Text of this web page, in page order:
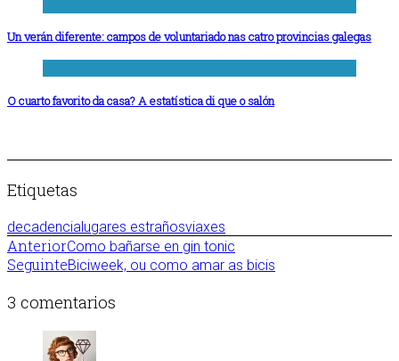
Un verán diferente: campos de voluntariado nas catro provincias galegas
O cuarto favorito da casa? A estatística di que o salón
Etiquetas
decadencialugares estrañosviaxes
AnteriorComo bañarse en gin tonic
SeguinteBiciweek, ou como amar as bicis
3 comentarios